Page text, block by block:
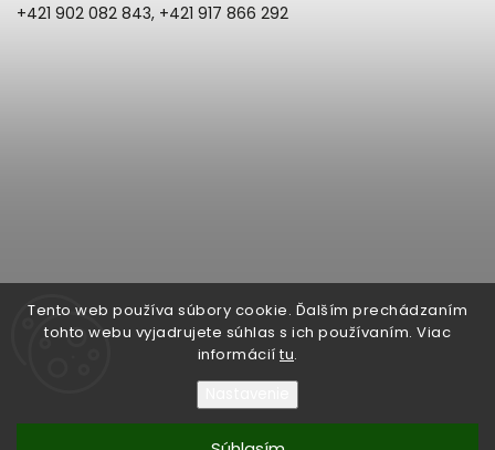
Tento web používa súbory cookie. Ďalším prechádzaním
tohto webu vyjadrujete súhlas s ich používaním. Viac
informácií tu.
+421 902 082 843, +421 917 866 292
Komárno, IČO: 44877790, IČ DPH: SK2022869090. Všetky práva
vyhradené.